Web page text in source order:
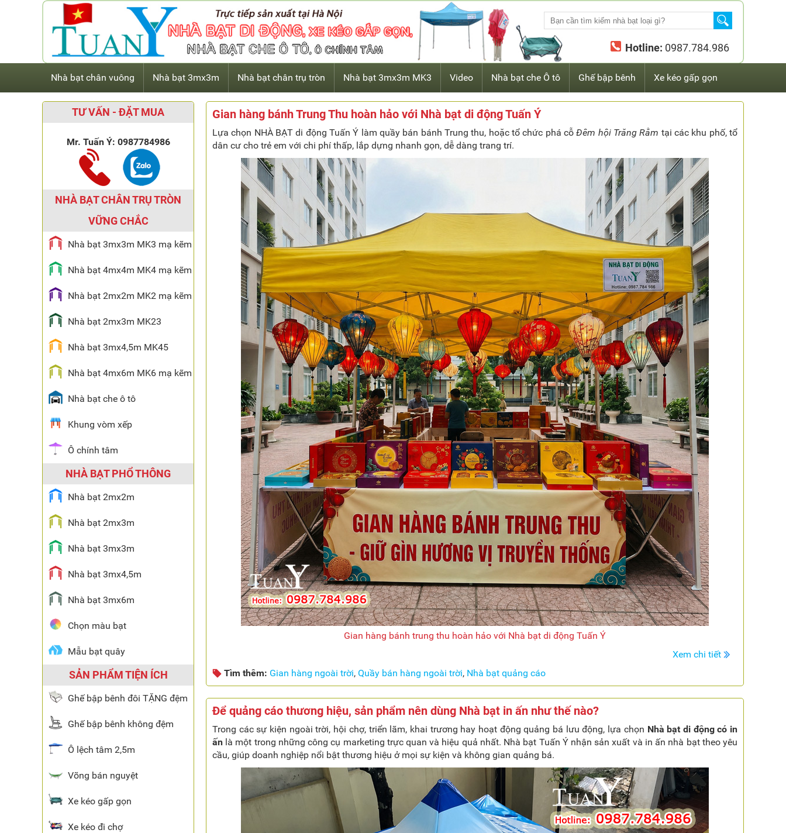
Hotline: 0987.784.986
Nhà bạt chân vuông Nhà bạt 3mx3m Nhà bạt chân trụ tròn Nhà bạt 3mx3m MK3 Video Nhà bạt che Ô tô Ghế bập bênh Xe kéo gấp gọn
Gian hàng bánh Trung Thu hoàn hảo với Nhà bạt di động Tuấn Ý
Lựa chọn NHÀ BẠT di động Tuấn Ý làm quầy bán bánh Trung thu, hoặc tổ chức phá cỗ Đêm hội Trăng Rằm tại các khu phố, tổ
dân cư cho trẻ em với chi phí thấp, lắp dựng nhanh gọn, dễ dàng trang trí.
Gian hàng bánh trung thu hoàn hảo với Nhà bạt di động Tuấn Ý
Xem chi tiết
Tìm thêm: Gian hàng ngoài trời, Quầy bán hàng ngoài trời, Nhà bạt quảng cáo
Để quảng cáo thương hiệu, sản phẩm nên dùng Nhà bạt in ấn như thế nào?
Trong các sự kiện ngoài trời, hội chợ, triển lãm, khai trương hay hoạt động quảng bá lưu động, lựa chọn Nhà bạt di động có in
ấn là một trong những công cụ marketing trực quan và hiệu quả nhất. Nhà bạt Tuấn Ý nhận sản xuất và in ấn nhà bạt theo yêu
cầu, giúp doanh nghiệp nổi bật thương hiệu ở mọi sự kiện và không gian quảng bá.
TƯ VẤN - ĐẶT MUA
Mr. Tuấn Ý: 0987784986
NHÀ BẠT CHÂN TRỤ TRÒN
VỮNG CHẮC
Nhà bạt 3mx3m MK3 mạ kẽm
Nhà bạt 4mx4m MK4 mạ kẽm
Nhà bạt 2mx2m MK2 mạ kẽm
Nhà bạt 2mx3m MK23
Nhà bạt 3mx4,5m MK45
Nhà bạt 4mx6m MK6 mạ kẽm
Nhà bạt che ô tô
Khung vòm xếp
Ô chính tâm
NHÀ BẠT PHỔ THÔNG
Nhà bạt 2mx2m
Nhà bạt 2mx3m
Nhà bạt 3mx3m
Nhà bạt 3mx4,5m
Nhà bạt 3mx6m
Chọn màu bạt
Mẫu bạt quây
SẢN PHẨM TIỆN ÍCH
Ghế bập bênh đôi TẶNG đệm
Ghế bập bênh không đệm
Ô lệch tâm 2,5m
Võng bán nguyệt
Xe kéo gấp gọn
Xe kéo đi chợ